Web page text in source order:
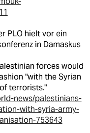
PLO hielt vor ein
in Damaskus
forces would
"with the Syrian
terrorists."
news/palestinians-
with-syria-army-
753643